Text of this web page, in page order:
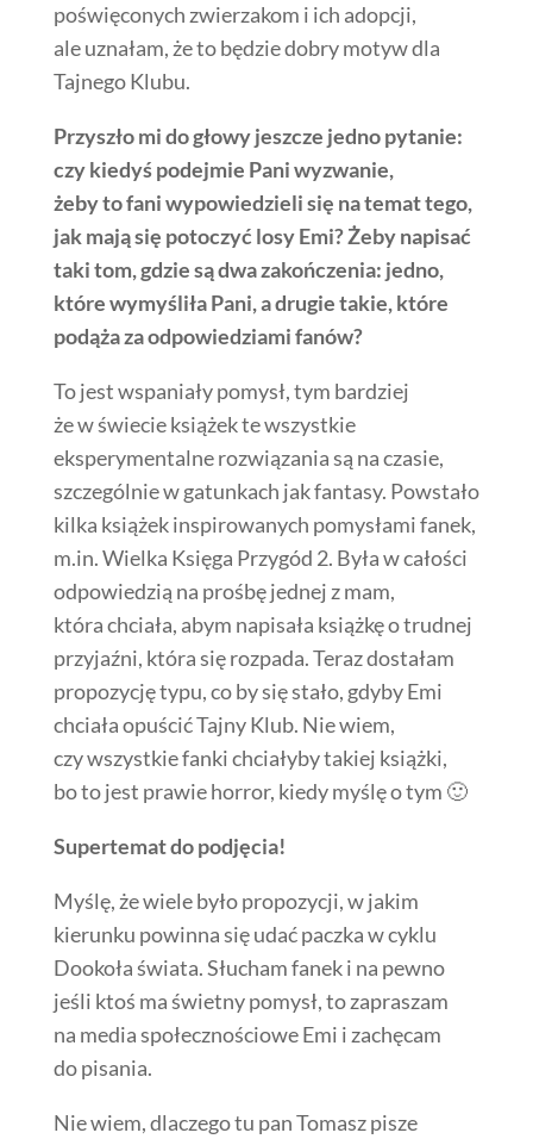
poświęconych zwierzakom i ich adopcji,
ale uznałam, że to będzie dobry motyw dla
Tajnego Klubu.
Przyszło mi do głowy jeszcze jedno pytanie:
czy kiedyś podejmie Pani wyzwanie,
żeby to fani wypowiedzieli się na temat tego,
jak mają się potoczyć losy Emi? Żeby napisać
taki tom, gdzie są dwa zakończenia: jedno,
które wymyśliła Pani, a drugie takie, które
podąża za odpowiedziami fanów?
To jest wspaniały pomysł, tym bardziej
że w świecie książek te wszystkie
eksperymentalne rozwiązania są na czasie,
szczególnie w gatunkach jak fantasy. Powstało
kilka książek inspirowanych pomysłami fanek,
m.in. Wielka Księga Przygód 2. Była w całości
odpowiedzią na prośbę jednej z mam,
która chciała, abym napisała książkę o trudnej
przyjaźni, która się rozpada. Teraz dostałam
propozycję typu, co by się stało, gdyby Emi
chciała opuścić Tajny Klub. Nie wiem,
czy wszystkie fanki chciałyby takiej książki,
bo to jest prawie horror, kiedy myślę o tym 🙂
Supertemat do podjęcia!
Myślę, że wiele było propozycji, w jakim
kierunku powinna się udać paczka w cyklu
Dookoła świata. Słucham fanek i na pewno
jeśli ktoś ma świetny pomysł, to zapraszam
na media społecznościowe Emi i zachęcam
do pisania.
Nie wiem, dlaczego tu pan Tomasz pisze